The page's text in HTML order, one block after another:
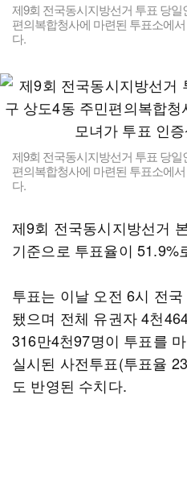
제9회 전국동시지방선거 투표 당
편의복합청사에 마련된 투표소에
다.
제9회 전국동시지방선거 투표 당
편의복합청사에 마련된 투표소에
다.
제9회 전국동시지방선거
기준으로 투표율이 51.9%
투표는 이날 오전 6시 전
됐으며 전체 유권자 4천
316만4천97명이 투표를
실시된 사전투표(투표율
도 반영된 수치다.